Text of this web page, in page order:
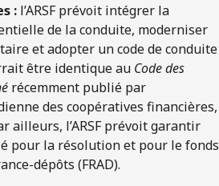
: l’ARSF prévoit intégrer la
de la conduite, moderniser
et adopter un code de conduite
être identique au Code des
récemment publié par
des coopératives financières,
ailleurs, l’ARSF prévoit garantir
pour la résolution et pour le fonds
dépôts (FRAD).